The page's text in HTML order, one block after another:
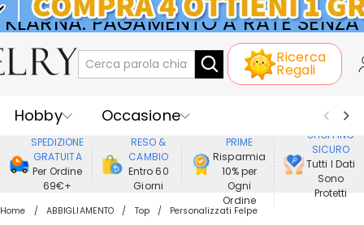
KLARNA: PAGAMENTO A RATE SENZA
INTERESSI
Ricerca
Regali
Hobby
Occasione
Ricevente
Best Seller
Nuovi
Gioielli
Casa&Vita
SPEDIZIONE
GRATUITA
Per Ordine
69€+
RESO &
CAMBIO
Entro 60
Giorni
PRIME
Risparmia
10% per
Ogni
Ordine
SHOPPING
SICURO
Tutti I Dati
Sono
Protetti
Home ABBIGLIAMENTO Top Personalizzati Felpe